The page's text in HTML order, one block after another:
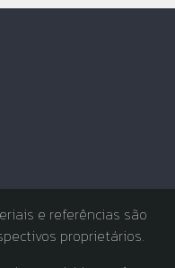
e referências são
proprietários.